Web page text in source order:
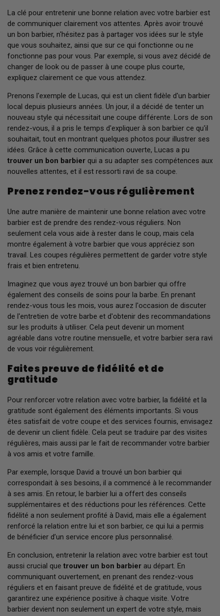
La clé pour entretenir une bonne relation avec votre barbier est
de communiquer clairement vos attentes. Après avoir trouvé
un bon barbier, n'hésitez pas à partager vos idées sur le style
que vous souhaitez, ainsi que sur ce qui fonctionne ou ne
fonctionne pas pour vous. Par exemple, si vous avez décidé de
changer de look ou de passer à une coupe plus courte,
expliquez clairement ce que vous attendez.
Prenons l'exemple de Lucas, qui est un client fidèle d'un barbier
local depuis plusieurs années. Un jour, il a décidé de tenter un
nouveau style qui nécessitait une coupe différente. Lors de son
rendez-vous, il a pris le temps d'expliquer à son barbier ce qu'il
souhaitait, tout en montrant quelques photos pour illustrer ses
idées. Grâce à cette communication ouverte, Lucas a pu
trouver un bon barbier qui a su adapter ses compétences aux
nouvelles attentes, et il est ressorti ravi de sa coupe.
Prenez rendez-vous régulièrement
Une autre manière de maintenir une bonne relation avec votre
barbier est de prendre des rendez-vous réguliers. Non
seulement cela vous aide à rester dans le coup, mais cela
montre également à votre barbier que vous appréciez son
travail. Les coupes régulières permettent de garder votre style
frais et bien entretenu.
Imaginez que vous ayez trouvé un bon barbier qui offre
également des conseils de soins pour la barbe. En prenant
rendez-vous tous les mois, vous aurez l'occasion de discuter
de l'entretien de votre barbe et d'obtenir des recommandations
sur les produits à utiliser. Cela peut devenir un moment
agréable dans votre routine mensuelle, et votre barbier sera ravi
de vous voir régulièrement.
Faites preuve de fidélité et de
gratitude
Pour renforcer votre relation avec votre barbier, la fidélité et la
gratitude sont également des éléments importants. Si vous
êtes satisfait de votre coupe et des services fournis, envisagez
de devenir un client fidèle. Cela peut se traduire par des visites
régulières, mais aussi par le fait de recommander votre barbier
à vos amis et votre famille.
Par exemple, lorsque David a trouvé un bon barbier qui
correspondait à ses besoins, il a commencé à le recommander
à ses amis. En retour, le barbier lui a offert des conseils
supplémentaires et des réductions pour les références. Cette
fidélité a non seulement profité à David, mais elle a également
renforcé la relation entre lui et son barbier, ce qui lui a permis
de bénéficier d’un service encore plus personnalisé.
En conclusion, entretenir la relation avec votre barbier est tout
aussi crucial que trouver un bon barbier au départ. En
communiquant ouvertement, en prenant des rendez-vous
réguliers et en faisant preuve de fidélité et de gratitude, vous
garantirez une expérience positive à chaque visite. Votre
barbier devient non seulement un expert de votre style, mais